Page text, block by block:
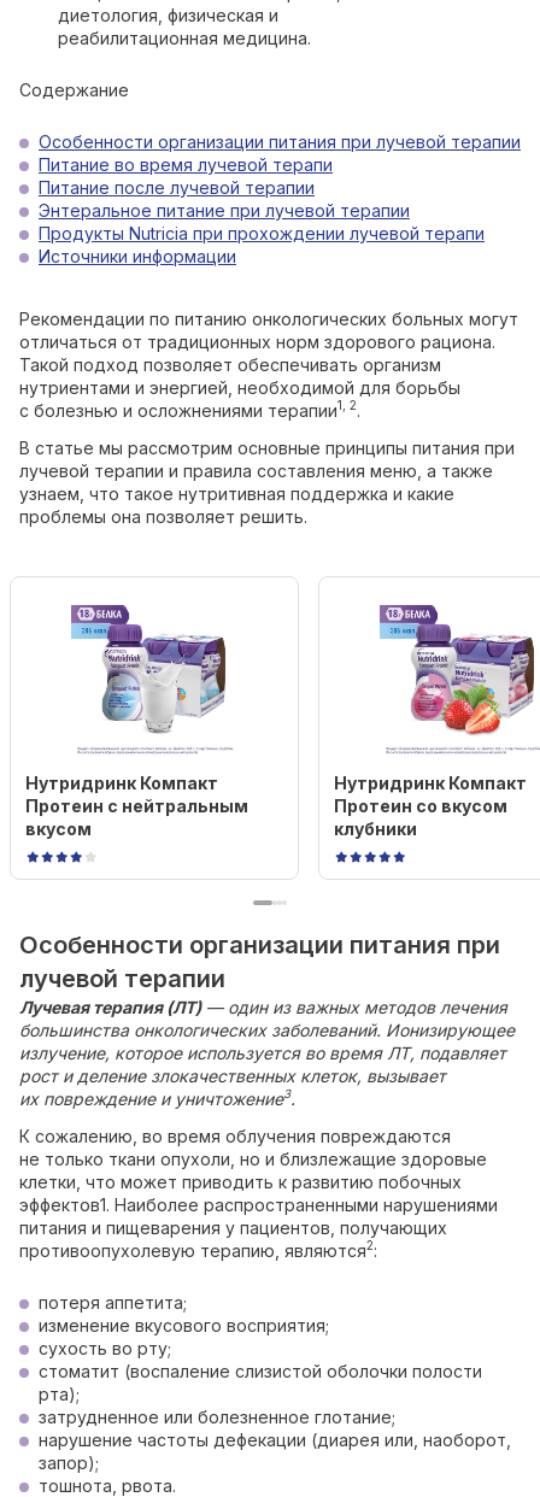
диетология, физическая и
реабилитационная медицина.
Содержание
Особенности организации питания при лучевой терапии
Питание во время лучевой терапи
Питание после лучевой терапии
Энтеральное питание при лучевой терапии
Продукты Nutricia при прохождении лучевой терапи
Источники информации
Рекомендации по питанию онкологических больных могут
отличаться от традиционных норм здорового рациона.
Такой подход позволяет обеспечивать организм
нутриентами и энергией, необходимой для борьбы
с болезнью и осложнениями терапии1, 2.
В статье мы рассмотрим основные принципы питания при
лучевой терапии и правила составления меню, а также
узнаем, что такое нутритивная поддержка и какие
проблемы она позволяет решить.
Нутридринк Компакт
Протеин с нейтральным
вкусом
Нутридринк Компакт
Протеин со вкусом
клубники
Особенности организации питания при
лучевой терапии
Лучевая терапия (ЛТ)— один из важных методов лечения
большинства онкологических заболеваний. Ионизирующее
излучение, которое используется во время ЛТ, подавляет
рост и деление злокачественных клеток, вызывает
их повреждение и уничтожение3.
К сожалению, во время облучения повреждаются
не только ткани опухоли, но и близлежащие здоровые
клетки, что может приводить к развитию побочных
эффектов1. Наиболее распространенными нарушениями
питания и пищеварения у пациентов, получающих
противоопухолевую терапию, являются2:
потеря аппетита;
изменение вкусового восприятия;
сухость во рту;
стоматит (воспаление слизистой оболочки полости
рта);
затрудненное или болезненное глотание;
нарушение частоты дефекации (диарея или, наоборот,
запор);
тошнота, рвота.